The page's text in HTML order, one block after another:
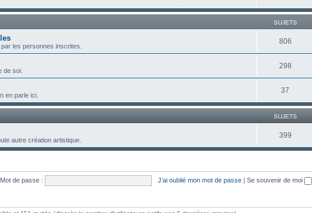
SUJETS
les personnes inscrites.
806
de soi.
298
en parle ici.
37
SUJETS
autre création artistique.
399
Mot de passe : J’ai oublié mon mot de passe | Se souvenir de moi